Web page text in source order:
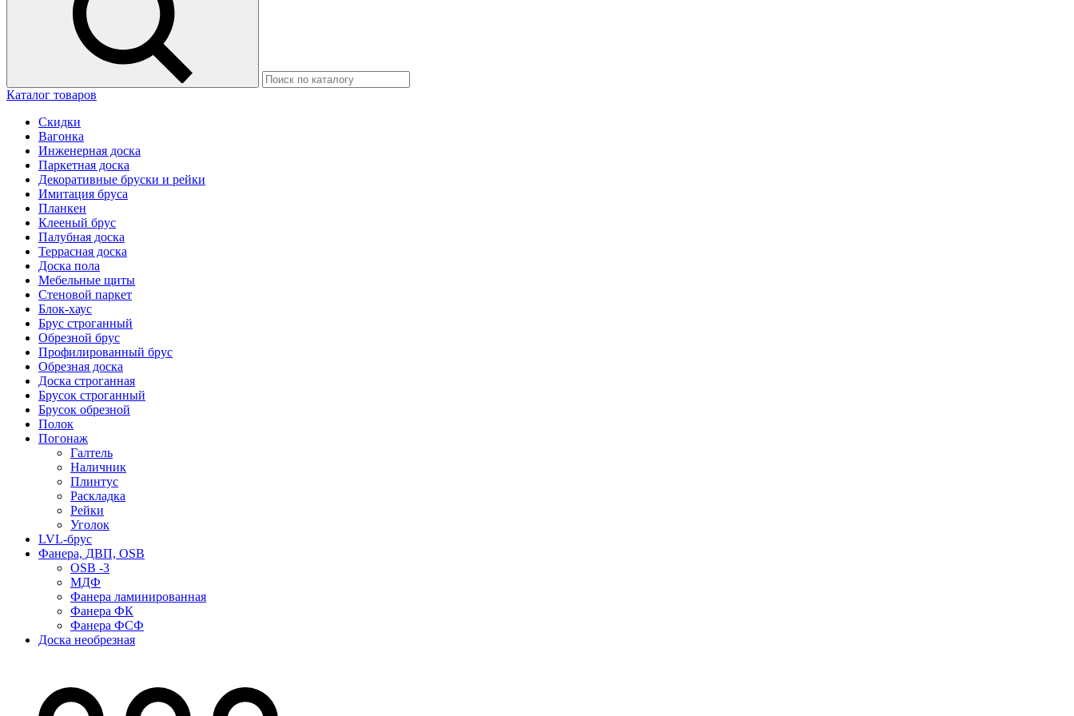
Каталог товаров
Скидки
Вагонка
Инженерная доска
Паркетная доска
Декоративные бруски и рейки
Имитация бруса
Планкен
Клееный брус
Палубная доска
Террасная доска
Доска пола
Мебельные щиты
Стеновой паркет
Блок-хаус
Брус строганный
Обрезной брус
Профилированный брус
Обрезная доска
Доска строганная
Брусок строганный
Брусок обрезной
Полок
Погонаж
Галтель
Наличник
Плинтус
Раскладка
Рейки
Уголок
LVL-брус
Фанера, ДВП, OSB
OSB -3
МДФ
Фанера ламинированная
Фанера ФК
Фанера ФСФ
Доска необрезная